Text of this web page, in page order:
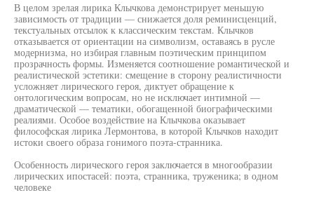
В целом зрелая лирика Клычкова демонстрирует меньшую
зависимость от традиции — снижается доля реминисценций,
текстуальных отсылок к классическим текстам. Клычков
отказывается от ориентации на символизм, оставаясь в русле
модернизма, но избирая главным поэтическим принципом
прозрачность формы. Изменяется соотношение романтической и
реалистической эстетики: смещение в сторону реалистичности
усложняет лирического героя, диктует обращение к
онтологическим вопросам, но не исключает интимной —
драматической — тематики, обогащенной биографическими
реалиями. Особое воздействие на Клычкова оказывает
философская лирика Лермонтова, в которой Клычков находит
истоки своего образа гонимого поэта-странника.
Особенность лирического героя заключается в многообразии
лирических ипостасей: поэта, странника, труженика; в одном
человеке